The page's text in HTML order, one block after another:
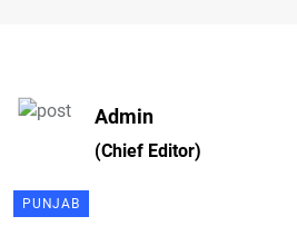
Admin
(Chief Editor)
PUNJAB